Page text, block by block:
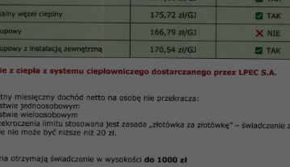
r.
Protokół Nr 46
2010
Mieszkaniowej „Czuby” w